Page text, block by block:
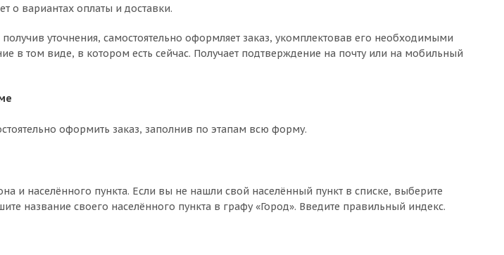
о вариантах оплаты и доставки.
уточнения, самостоятельно оформляет заказ, укомплектовав его необходимыми
в том виде, в котором есть сейчас. Получает подтверждение на почту или на мобильный
оформить заказ, заполнив по этапам всю форму.
и населённого пункта. Если вы не нашли свой населённый пункт в списке, выберите
название своего населённого пункта в графу «Город». Введите правильный индекс.